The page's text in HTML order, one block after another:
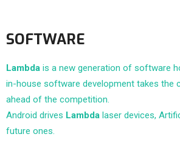
SOFTWARE
Lambda is a new generation of software
in-house software development takes the
ahead of the competition.
Android drives Lambda laser devices,
future ones.